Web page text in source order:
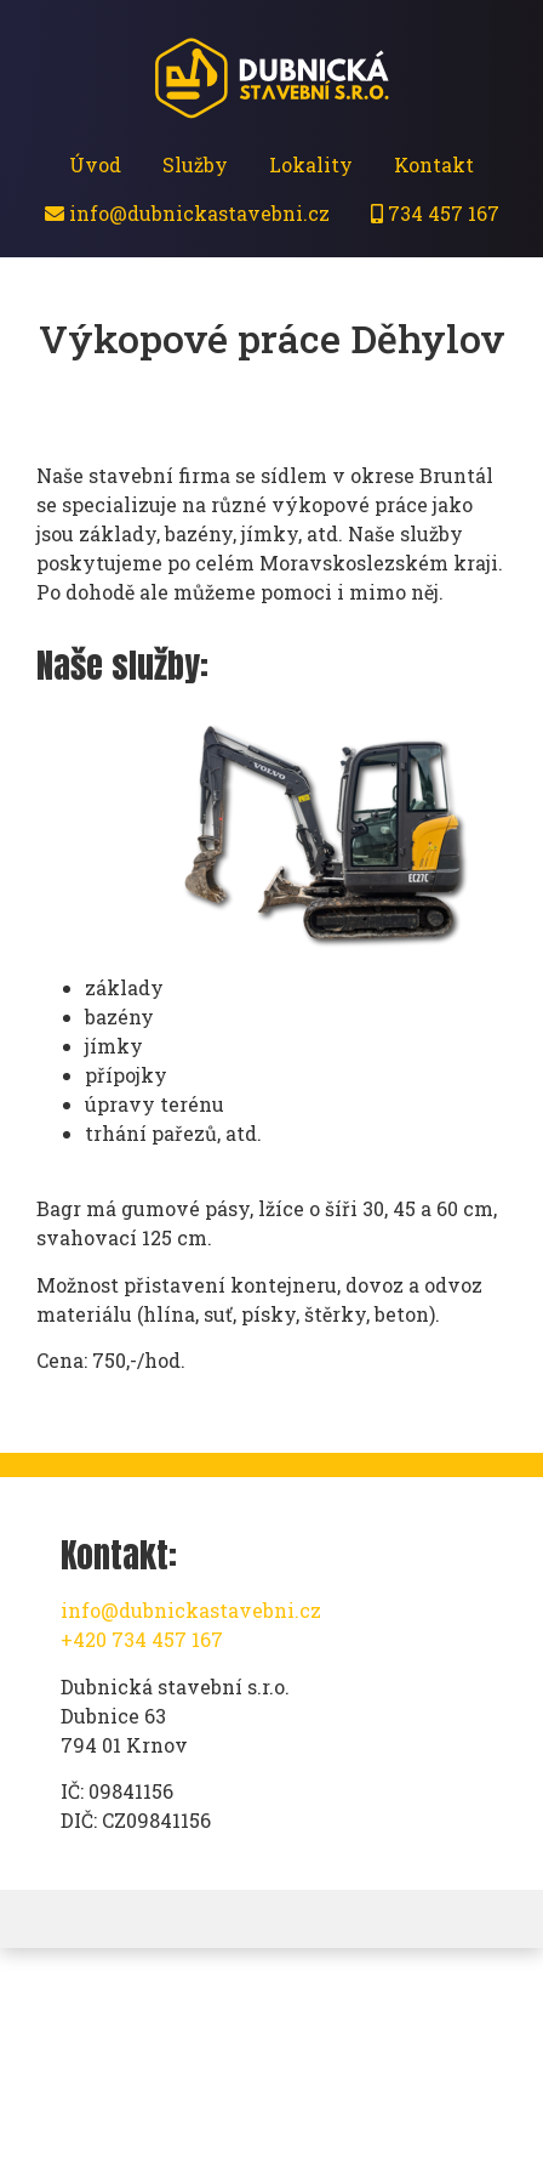
Úvod Služby Lokality
Kontakt
info@dubnickastavebni.cz
734 457 167
Výkopové práce Děhylov
Naše stavební firma se sídlem v okrese Bruntál
se specializuje na různé výkopové práce jako
jsou základy, bazény, jímky, atd. Naše služby
poskytujeme po celém Moravskoslezském kraji.
Po dohodě ale můžeme pomoci i mimo něj.
Naše služby:
základy
bazény
jímky
přípojky
úpravy terénu
trhání pařezů, atd.
Bagr má gumové pásy, lžíce o šíři 30, 45 a 60 cm,
svahovací 125 cm.
Možnost přistavení kontejneru, dovoz a odvoz
materiálu (hlína, suť, písky, štěrky, beton).
Cena: 750,-/hod.
Kontakt:
info@dubnickastavebni.cz
+420 734 457 167
Dubnická stavební s.r.o.
Dubnice 63
794 01 Krnov
IČ: 09841156
DIČ: CZ09841156